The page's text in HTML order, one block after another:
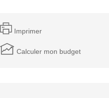
Imprimer
Calculer mon budget